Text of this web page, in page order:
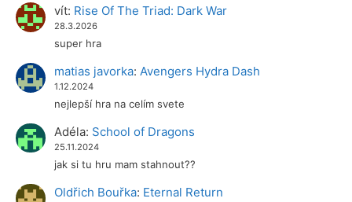
vít: Rise Of The Triad: Dark War
28.3.2026
super hra
matias javorka: Avengers Hydra Dash
1.12.2024
nejlepší hra na celím svete
Adéla: School of Dragons
25.11.2024
jak si tu hru mam stahnout??
Oldřich Bouřka: Eternal Return